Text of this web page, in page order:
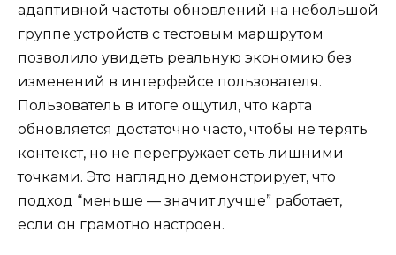
адаптивной частоты обновлений на небольшой
группе устройств с тестовым маршрутом
позволило увидеть реальную экономию без
изменений в интерфейсе пользователя.
Пользователь в итоге ощутил, что карта
обновляется достаточно часто, чтобы не терять
контекст, но не перегружает сеть лишними
точками. Это наглядно демонстрирует, что
подход “меньше — значит лучше” работает,
если он грамотно настроен.